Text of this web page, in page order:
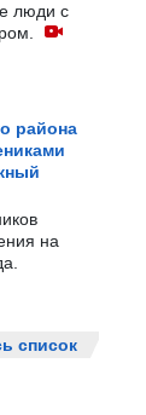
люди с
района
на
список